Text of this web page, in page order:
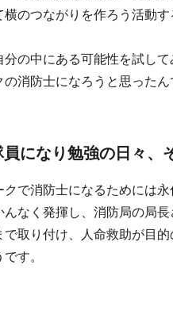
のつながりを作ろう活動す
分の中にある可能性を試し
の消防士になろうと思ったん
員になり勉強の日々、
クで消防士になるためには
んなく発揮し、消防局の局
で取り付け、人命救助が目
す。